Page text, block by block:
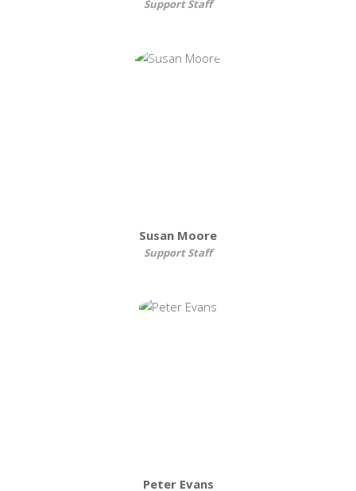
Support Staff
Susan Moore
Support Staff
Peter Evans